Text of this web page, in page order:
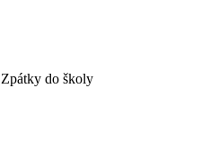
Zpátky do školy